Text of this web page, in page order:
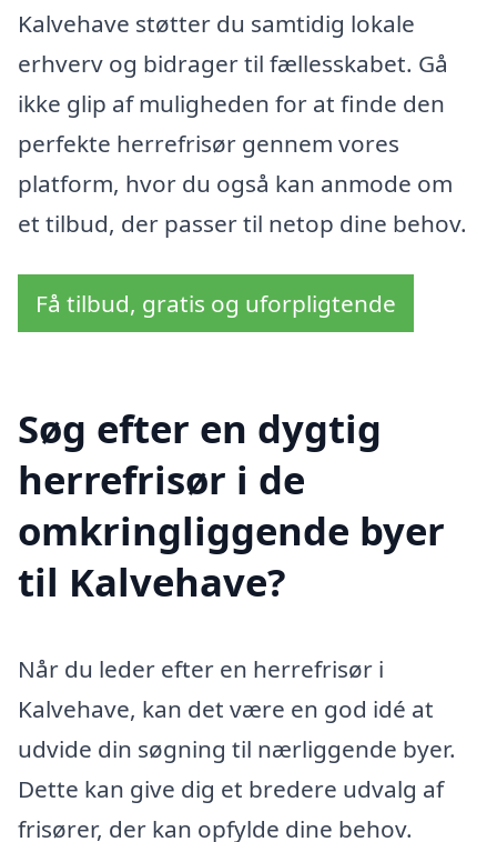
Kalvehave støtter du samtidig lokale
erhverv og bidrager til fællesskabet. Gå
ikke glip af muligheden for at finde den
perfekte herrefrisør gennem vores
platform, hvor du også kan anmode om
et tilbud, der passer til netop dine behov.
Få tilbud, gratis og uforpligtende
Søg efter en dygtig
herrefrisør i de
omkringliggende byer
til Kalvehave?
Når du leder efter en herrefrisør i
Kalvehave, kan det være en god idé at
udvide din søgning til nærliggende byer.
Dette kan give dig et bredere udvalg af
frisører, der kan opfylde dine behov.